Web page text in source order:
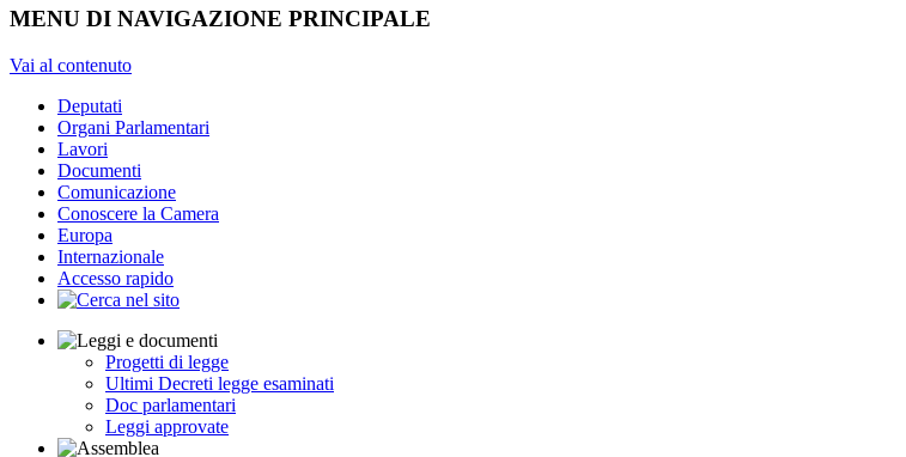
MENU DI NAVIGAZIONE PRINCIPALE
Vai al contenuto
Deputati
Organi Parlamentari
Lavori
Documenti
Comunicazione
Conoscere la Camera
Europa
Internazionale
Accesso rapido
Progetti di legge
Ultimi Decreti legge esaminati
Doc parlamentari
Leggi approvate